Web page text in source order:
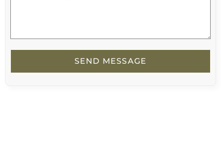
SEND MESSAGE